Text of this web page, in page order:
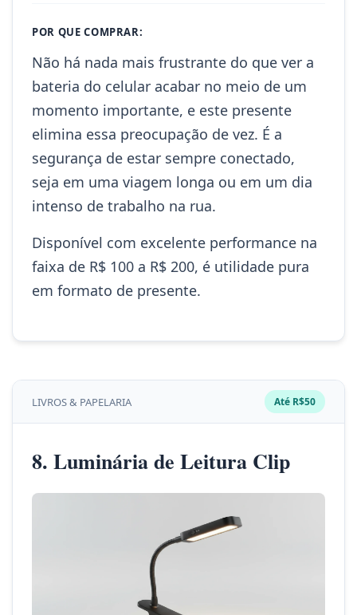
POR QUE COMPRAR:
Não há nada mais frustrante do que ver a
bateria do celular acabar no meio de um
momento importante, e este presente
elimina essa preocupação de vez. É a
segurança de estar sempre conectado,
seja em uma viagem longa ou em um dia
intenso de trabalho na rua.
Disponível com excelente performance na
faixa de R$ 100 a R$ 200, é utilidade pura
em formato de presente.
LIVROS & PAPELARIA Até R$50
8. Luminária de Leitura Clip